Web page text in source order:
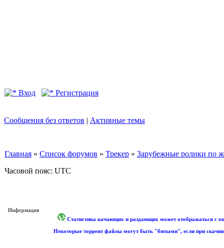
Вход Регистрация
Сообщения без ответов | Активные темы
Главная » Список форумов » Трекер » Зарубежные ролики по
Часовой пояс: UTC
Информация
Статистика качающих и раздающих может отображаться с
Некоторые торрент файлы могут быть "битыми", если при